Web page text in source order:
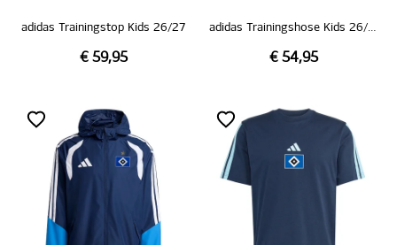
adidas Trainingstop Kids 26/27
€ 59,95
adidas Trainingshose Kids 26/27
€ 54,95